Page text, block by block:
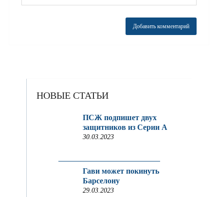
НОВЫЕ СТАТЬИ
ПСЖ подпишет двух
защитников из Серии A
30.03.2023
Гави может покинуть
Барселону
29.03.2023